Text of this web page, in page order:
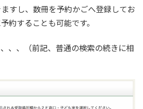
すし、数冊を予約かごへ登録してお
約することも可能です。
、、（前記、普通の検索の続きに相